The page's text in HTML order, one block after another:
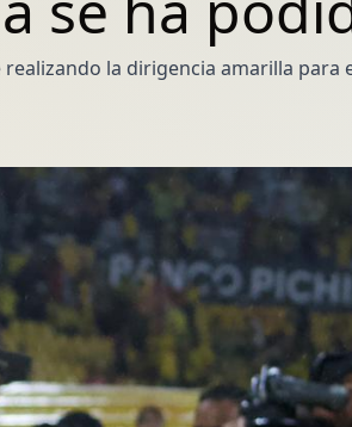
la dirigencia amarilla para